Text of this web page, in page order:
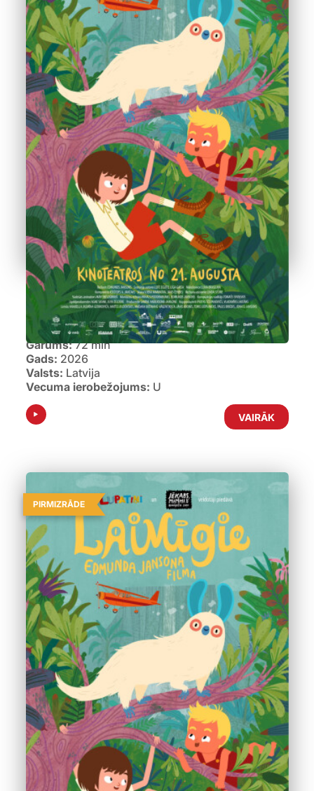
Laimīgie
TUVĀKAIS SEANSS:20.08.2026 19:00
Žanrs:Animācija
Garums:72 min
Gads: 2026
Valsts: Latvija
Vecuma ierobežojums: U
VAIRĀK
PIRMIZRĀDE